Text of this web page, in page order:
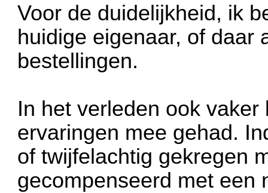
Voor de duidelijkheid, ik
huidige eigenaar, of daar
bestellingen.
In het verleden ook
ervaringen mee gehad.
of twijfelachtig gekregen
gecompenseerd met een